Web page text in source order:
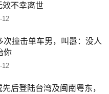
效不幸离世
12
次撞击单车男，叫嚣：没人
你
12
后登陆台湾及闽南粤东，